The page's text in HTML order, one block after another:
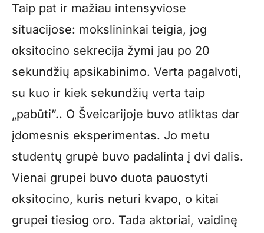
Taip pat ir mažiau intensyviose
situacijose: mokslininkai teigia, jog
oksitocino sekrecija žymi jau po 20
sekundžių apsikabinimo. Verta pagalvoti,
su kuo ir kiek sekundžių verta taip
„pabūti”.. O Šveicarijoje buvo atliktas dar
įdomesnis eksperimentas. Jo metu
studentų grupė buvo padalinta į dvi dalis.
Vienai grupei buvo duota pauostyti
oksitocino, kuris neturi kvapo, o kitai
grupei tiesiog oro. Tada aktoriai, vaidinę